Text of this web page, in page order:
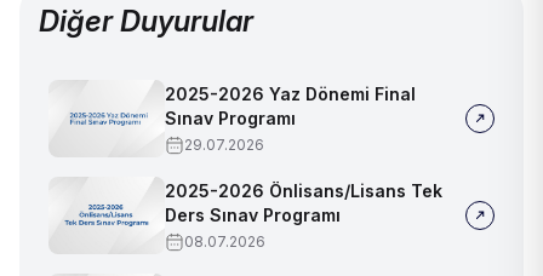
Diğer Duyurular
2025-2026 Yaz Dönemi Final
Sınav Programı
29.07.2026
2025-2026 Önlisans/Lisans Tek
Ders Sınav Programı
08.07.2026